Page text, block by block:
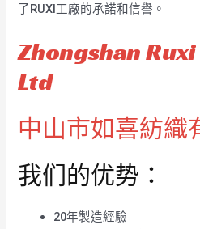
了RUXI工廠的承諾和信譽。
Zhongshan
Ltd
中山市如喜紡織
我们的优势：
20年製造經驗